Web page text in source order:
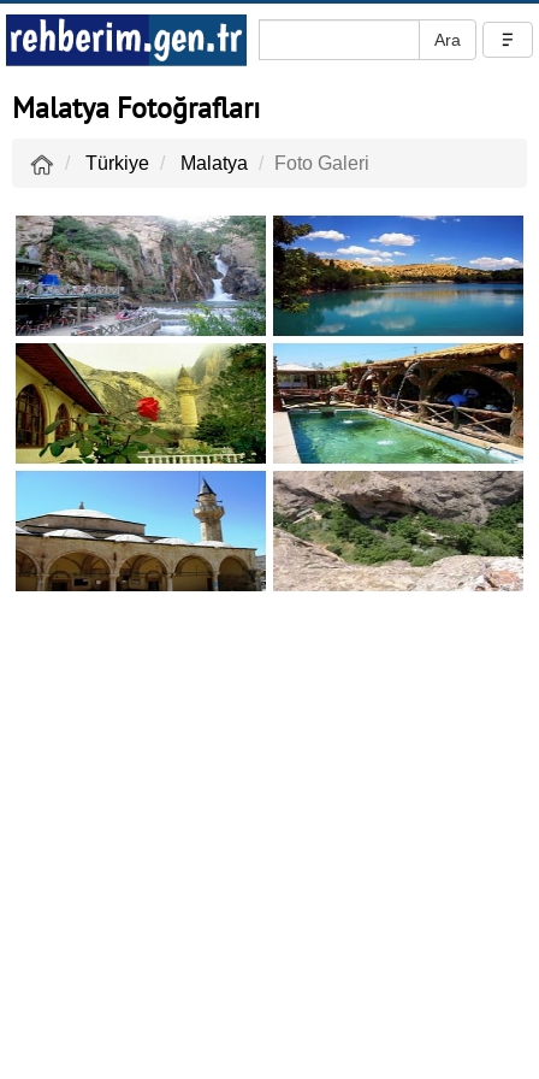
Malatya Fotoğrafları
Türkiye Malatya Foto Galeri